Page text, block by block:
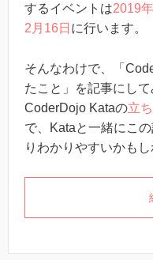
するイベントは2019
2月16日 に行います。
そんなわけで、「
たこと」を記事にし
CoderDojo Kataの立
で、Kataと一緒にこ
りわかりやすいかもし